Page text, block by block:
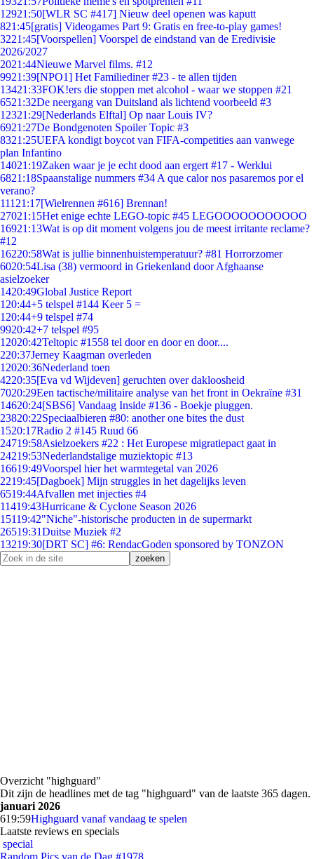
12921:50[WLR SC #417] Nieuw deel openen was kaputt
821:45[gratis] Videogames Part 9: Gratis en free-to-play games!
3221:45[Voorspellen] Voorspel de eindstand van de Eredivisie
2026/2027
2021:44Nieuwe Marvel films. #12
9921:39[NPO1] Het Familiediner #23 - te allen tijden
13421:33FOK!ers die stoppen met alcohol - waar we stoppen #21
6521:32De neergang van Duitsland als lichtend voorbeeld #3
12321:29[Nederlands Elftal] Op naar Louis IV?
6921:27De Bondgenoten Spoiler Topic #3
8321:25UEFA kondigt boycot van FIFA-competities aan vanwege
plan Infantino
14021:19Zaken waar je je echt dood aan ergert #17 - Werklui
6821:18Spaanstalige nummers #34 A que calor nos pasaremos por el
verano?
111 21:17[Wielrennen #616] Brennan!
27021:15Het enige echte LEGO-topic #45 LEGOOOOOOOOOOO
16921:13Wat is op dit moment volgens jou de meest irritante reclame?
#12
16220:58Wat is jullie binnenhuistemperatuur? #81 Horrorzomer
6020:54Lisa (38) vermoord in Griekenland door Afghaanse
asielzoeker
1420:49Global Justice Report
1 20:44+5 telspel #144 Keer 5 =
1 20:44+9 telspel #74
9920:42+7 telspel #95
12020:42Teltopic #1558 tel door en door en door....
220:37Jerney Kaagman overleden
12020:36Nederland toen
4220:35[Eva vd Wijdeven] geruchten over dakloosheid
7020:29Een tactische/militaire analyse van het front in Oekraïne #31
14620:24[SBS6] Vandaag Inside #136 - Boekje pluggen.
23820:22Speciaalbieren #80: another one bites the dust
1520:17Radio 2 #145 Ruud 66
24719:58Asielzoekers #22 : Het Europese migratiepact gaat in
24219:53Nederlandstalige muziektopic #13
16619:49Voorspel hier het warmtegetal van 2026
2219:45[Dagboek] Mijn struggles in het dagelijks leven
6519:44Afvallen met injecties #4
11419:43Hurricane & Cyclone Season 2026
15119:42"Niche"-historische producten in de supermarkt
26519:31Duitse Muziek #2
13219:30[DRT SC] #6: RendacGoden sponsored by TONZON
Overzicht "highguard"
Dit zijn de headlines met de tag "highguard" van de laatste 365 dagen.
januari 2026
619:59Highguard vanaf vandaag te spelen
Laatste reviews en specials
special
Random Pics van de Dag #1978